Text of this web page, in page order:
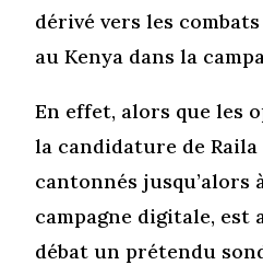
dérivé vers les
au Kenya dans la
En effet, alors que les
la candidature de Raila
cantonnés jusqu’alors
campagne digitale, est
débat un prétendu